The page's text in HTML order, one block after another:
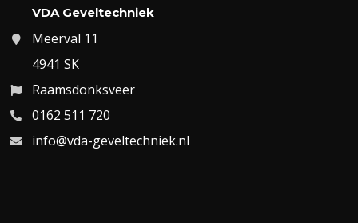
VDA Geveltechniek
Meerval 11
4941 SK
Raamsdonksveer
0162 511 720
info@vda-geveltechniek.nl